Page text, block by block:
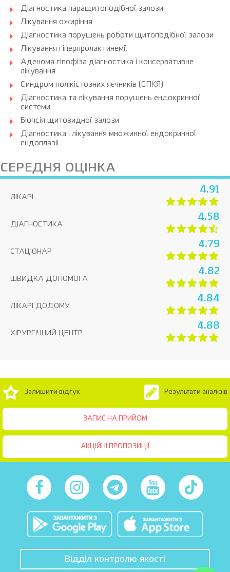
Діагностика паращитоподібної залози
Лікування ожиріння
Діагностика порушень роботи щитоподібної залози
Лікування гіперпролактинемії
Аденома гіпофіза діагностика і консервативне
лікування
Синдром полікістозних яєчників (СПКЯ)
Діагностика та лікування порушень ендокринної
системи
Біопсія щитовидної залози
Діагностика і лікування множинної ендокринної
ендоплазіі
СЕРЕДНЯ ОЦІНКА
ЛІКАРІ
4.91
ДІАГНОСТИКА
4.58
СТАЦІОНАР
4.79
ШВИДКА ДОПОМОГА
4.82
ЛІКАРІ ДОДОМУ
4.84
ХІРУРГІЧНИЙ ЦЕНТР
4.88
ЗАПИС НА ПРИЙОМ
Залишити відгук Результати аналізів
АКЦІЙНІ ПРОПОЗИЦІЇ
Відділ контролю якості